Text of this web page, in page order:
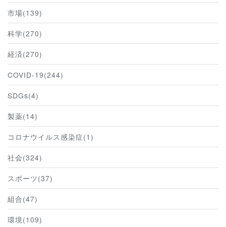
市場(139)
科学(270)
経済(270)
COVID-19(244)
SDGs(4)
製薬(14)
コロナウイルス感染症(1)
社会(324)
スポーツ(37)
組合(47)
環境(109)